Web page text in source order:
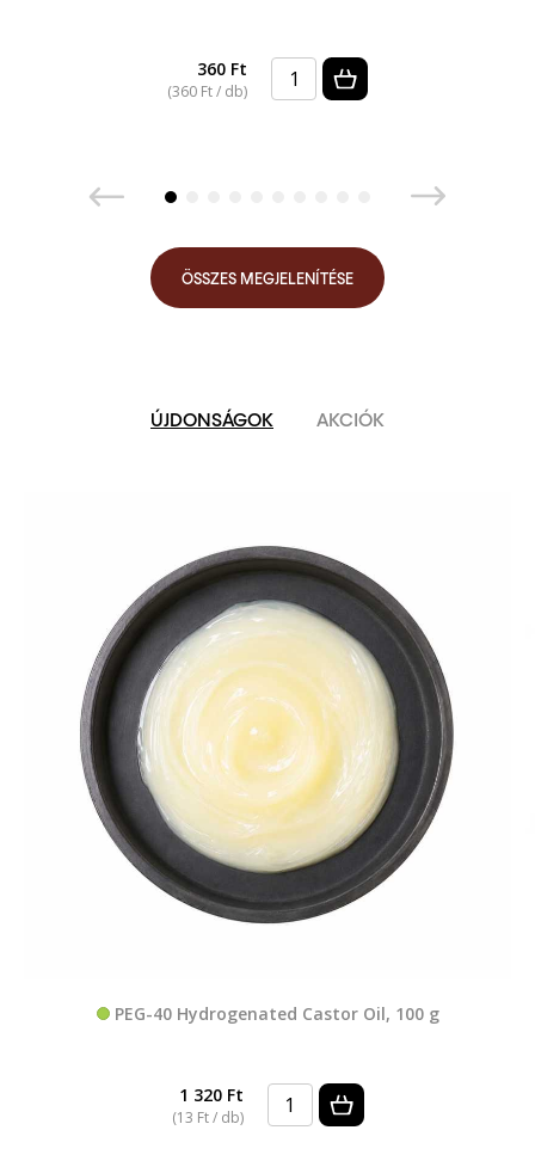
360 Ft
(360 Ft / db)
ÖSSZES MEGJELENÍTÉSE
ÚJDONSÁGOK AKCIÓK
PEG-40 Hydrogenated Castor Oil, 100 g
1 320 Ft
(13 Ft / db)